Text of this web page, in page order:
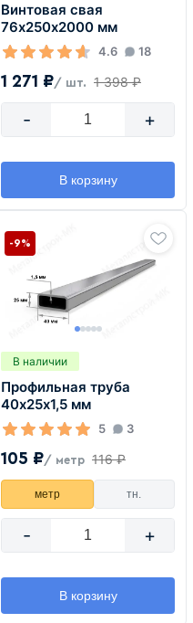
Винтовая свая
76х250х2000 мм
4.6 18
1 271 ₽/ шт. 1 398 ₽
- +
В корзину
В наличии
Профильная труба
40х25х1,5 мм
5 3
105 ₽/ метр 116 ₽
-9%
метр тн.
- +
В корзину